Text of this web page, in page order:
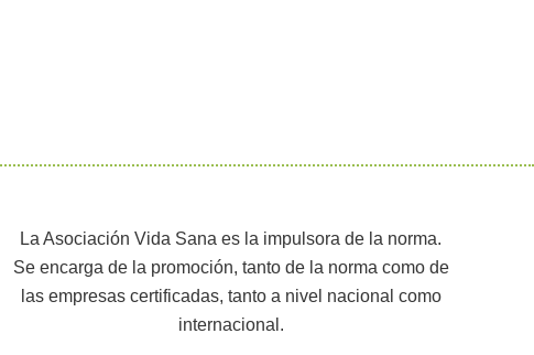
La Asociación Vida Sana es la impulsora de la norma.
Se encarga de la promoción, tanto de la norma como de
las empresas certificadas, tanto a nivel nacional como
internacional.